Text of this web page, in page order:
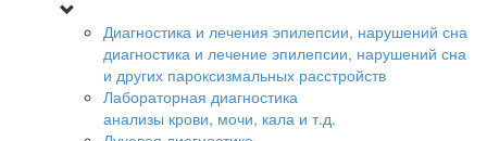
Диагностика и лечения эпилепсии, нарушений сна
диагностика и лечение эпилепсии, нарушений сна
и других пароксизмальных расстройств
Лабораторная диагностика
анализы крови, мочи, кала и т.д.